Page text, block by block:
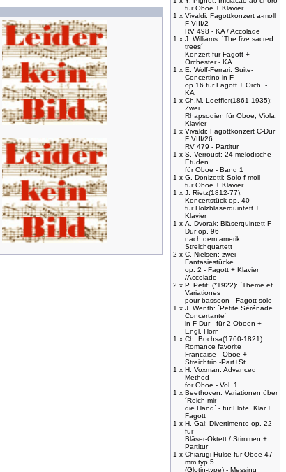
für Oboe + Klavier
1 x Vivaldi: Fagottkonzert a-moll
F VIII/2
RV 498 - KA / Accolade
1 x J. Williams: ´The five sacred
trees´
Konzert für Fagott +
Orchester - KA
1 x E. Wolf-Ferrari: Suite-
Concertino in F
op.16 für Fagott + Orch. -
KA
1 x Ch.M. Loeffler(1861-1935):
Zwei
Rhapsodien für Oboe, Viola,
Klavier
1 x Vivaldi: Fagottkonzert C-Dur
F VIII/26
RV 479 - Partitur
1 x S. Verroust: 24 melodische
Etuden
für Oboe - Band 1
1 x G. Donizetti: Solo f-moll
für Oboe + Klavier
1 x J. Rietz(1812-77):
Koncertstück op. 40
für Holzbläserquintett +
Klavier
1 x A. Dvorak: Bläserquintett F-
Dur op. 96
nach dem amerik.
Streichquartett
2 x C. Nielsen: zwei
Fantasiestücke
op. 2 - Fagott + Klavier
/Accolade
2 x P. Petit: (*1922): ´Theme et
Variationes
pour bassoon - Fagott solo
1 x J. Wenth: ´Petite Sérénade
Concertante´
in F-Dur - für 2 Oboen +
Engl. Horn
1 x Ch. Bochsa(1760-1821):
Romance favorite
Francaise - Oboe +
Streichtrio -Part+St
1 x H. Voxman: Advanced
Method
for Oboe - Vol. 1
1 x Beethoven: Variationen über
´Reich mir
die Hand´ - für Flöte, Klar.+
Fagott
1 x H. Gal: Divertimento op. 22
für
Bläser-Oktett / Stimmen +
Partitur
1 x Chiarugi Hülse für Oboe 47
mm typ 5
(Glotin-type) - Messing